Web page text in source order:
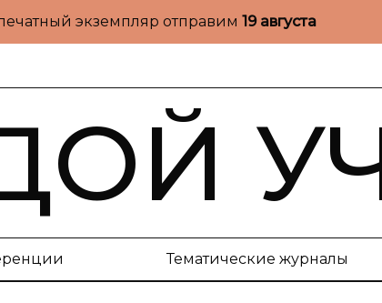
экземпляр отправим 19 августа
Тематические журналы